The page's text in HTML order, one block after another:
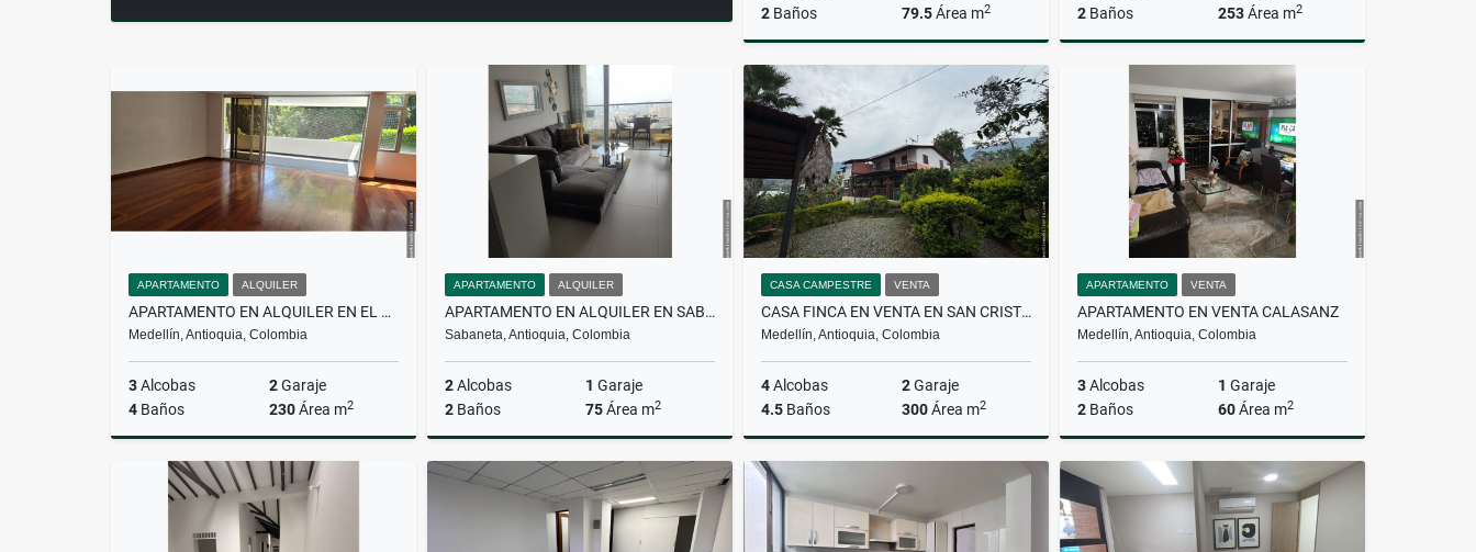
2 Baños 79.5Área m2
Alquiler
$5.820.000
2 Baños 253Área m2
$1.200.000.000
APARTAMENTO ALQUILER
APARTAMENTO EN ALQUILER EN EL POBLADO
Medellín, Antioquia, Colombia
3Alcobas 2Garaje
4 Baños 230Área m2
$17.000.000
APARTAMENTO ALQUILER
APARTAMENTO EN ALQUILER EN SABANETA
Sabaneta, Antioquia, Colombia
2Alcobas 1 Garaje
2 Baños 75Área m2
Alquiler
$3.500.000
CASA CAMPESTRE VENTA
CASA FINCA EN VENTA EN SAN CRISTÓBAL
Medellín, Antioquia, Colombia
4Alcobas 2Garaje
4.5 Baños 300Área m2
$850.000.000
APARTAMENTO VENTA
APARTAMENTO EN VENTA CALASANZ
Medellín, Antioquia, Colombia
3Alcobas 1 Garaje
2 Baños 60Área m2
Venta
$400.000.000